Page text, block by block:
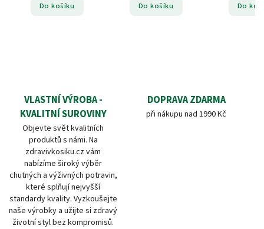
Do košíku Do košíku Do
VLASTNÍ VÝROBA -
KVALITNÍ SUROVINY
Objevte svět kvalitních
produktů s námi. Na
zdravivkosiku.cz vám
nabízíme široký výběr
chutných a výživných potravin,
které splňují nejvyšší
standardy kvality. Vyzkoušejte
naše výrobky a užijte si zdravý
životní styl bez kompromisů.
DOPRAVA ZDARMA
při nákupu nad 1990 Kč